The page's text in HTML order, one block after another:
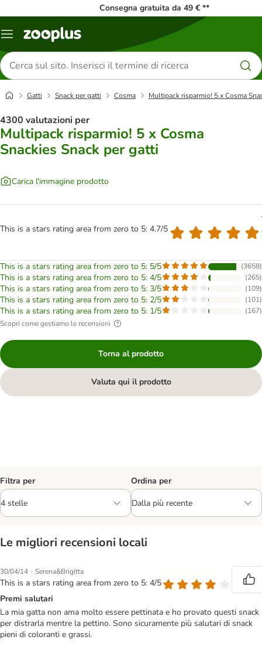
Consegna gratuita da 49 € **
Overview
Cerca
prodotti
Gatti Snack per gatti Cosma Multipack risparmio! 5 x Cosma
4300 valutazioni per
Multipack risparmio! 5 x Cosma
Snackies Snack per gatti
Carica l'immagine prodotto
This is a stars rating area from zero to 5: 4.7/5
This is a stars rating area from zero to 5: 5/5 (3658)
This is a stars rating area from zero to 5: 4/5 (265)
This is a stars rating area from zero to 5: 3/5 (109)
This is a stars rating area from zero to 5: 2/5 (101)
This is a stars rating area from zero to 5: 1/5 (167)
Scopri come gestiamo le recensioni
Torna al prodotto
Valuta qui il prodotto
Filtra per Ordina per
Le migliori recensioni locali
30/04/14 | Serena&Brigitta
This is a stars rating area from zero to 5: 4/5
Premi salutari
La mia gatta non ama molto essere pettinata e ho provato questi snack
per distrarla mentre la pettino. Sono sicuramente più salutari di snack
pieni di coloranti e grassi.